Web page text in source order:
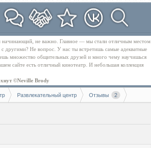
начинающий, не важно. Главное — мы стали отличным местом
другими? Не вопрос. У нас ты встретишь самые адекватные
множество общительных друзей и много чему научишься
сайте есть отличный кинотеатр. И небольшая коллекция
©Neville Brody
Развлекательный центр Отзывы 2